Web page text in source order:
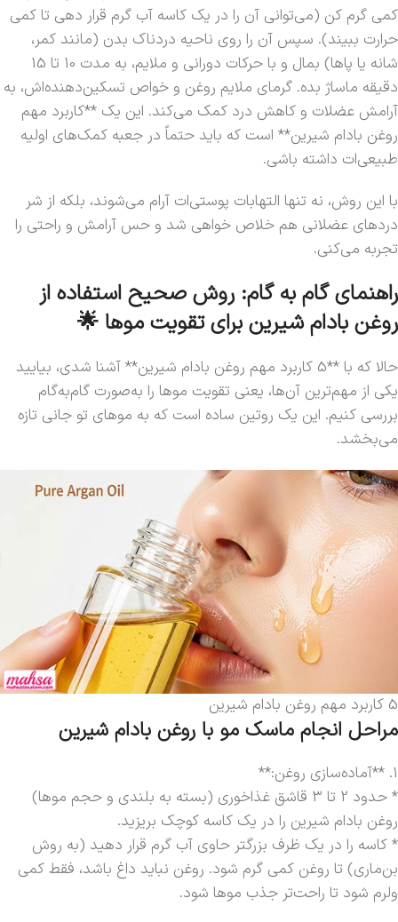
کمی گرم کن (می‌توانی آن را در یک کاسه آب گرم قرار دهی تا کمی
حرارت ببیند). سپس آن را روی ناحیه دردناک بدن (مانند کمر،
شانه یا پاها) بمال و با حرکات دورانی و ملایم، به مدت 10 تا 15
دقیقه ماساژ بده. گرمای ملایم روغن و خواص تسکین‌دهنده‌اش، به
آرامش عضلات و کاهش درد کمک می‌کند. این یک **کاربرد مهم
روغن بادام شیرین** است که باید حتماً در جعبه کمک‌های اولیه
طبیعی‌ات داشته باشی.
با این روش، نه تنها التهابات پوستی‌ات آرام می‌شوند، بلکه از شر
دردهای عضلانی هم خلاص خواهی شد و حس آرامش و راحتی را
تجربه می‌کنی.
راهنمای گام به گام: روش صحیح استفاده از
روغن بادام شیرین برای تقویت موها 🌟
حالا که با **5 کاربرد مهم روغن بادام شیرین** آشنا شدی، بیایید
یکی از مهم‌ترین آن‌ها، یعنی تقویت موها را به‌صورت گام‌به‌گام
بررسی کنیم. این یک روتین ساده است که به موهای تو جانی تازه
می‌بخشد.
5 کاربرد مهم روغن بادام شیرین
مراحل انجام ماسک مو با روغن بادام شیرین
1. **آماده‌سازی روغن:**
* حدود 2 تا 3 قاشق غذاخوری (بسته به بلندی و حجم موها)
روغن بادام شیرین را در یک کاسه کوچک بریزید.
* کاسه را در یک ظرف بزرگتر حاوی آب گرم قرار دهید (به روش
بن‌ماری) تا روغن کمی گرم شود. روغن نباید داغ باشد، فقط کمی
ولرم شود تا راحت‌تر جذب موها شود.